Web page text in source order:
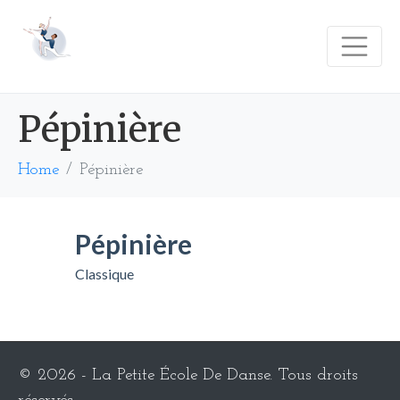
Pépinière
Home Pépinière
Pépinière
Classique
© 2026 - La Petite École De Danse. Tous droits
Les inscriptions pour 2026-2027